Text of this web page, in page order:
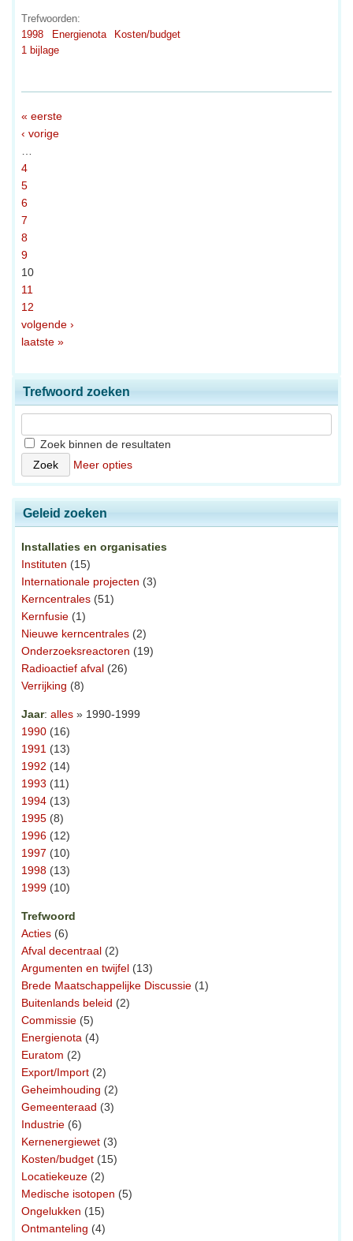
Trefwoorden:
1998
Energienota
Kosten/budget
1 bijlage
« eerste
‹ vorige
…
4
5
6
7
8
9
10
11
12
volgende ›
laatste »
Trefwoord zoeken
Zoek binnen de resultaten
Meer opties
Geleid zoeken
Installaties en organisaties
Instituten (15)
Internationale projecten (3)
Kerncentrales (51)
Kernfusie (1)
Nieuwe kerncentrales (2)
Onderzoeksreactoren (19)
Radioactief afval (26)
Verrijking (8)
Jaar: alles » 1990-1999
1990 (16)
1991 (13)
1992 (14)
1993 (11)
1994 (13)
1995 (8)
1996 (12)
1997 (10)
1998 (13)
1999 (10)
Trefwoord
Acties (6)
Afval decentraal (2)
Argumenten en twijfel (13)
Brede Maatschappelijke Discussie (1)
Buitenlands beleid (2)
Commissie (5)
Energienota (4)
Euratom (2)
Export/Import (2)
Geheimhouding (2)
Gemeenteraad (3)
Industrie (6)
Kernenergiewet (3)
Kosten/budget (15)
Locatiekeuze (2)
Medische isotopen (5)
Ongelukken (15)
Ontmanteling (4)